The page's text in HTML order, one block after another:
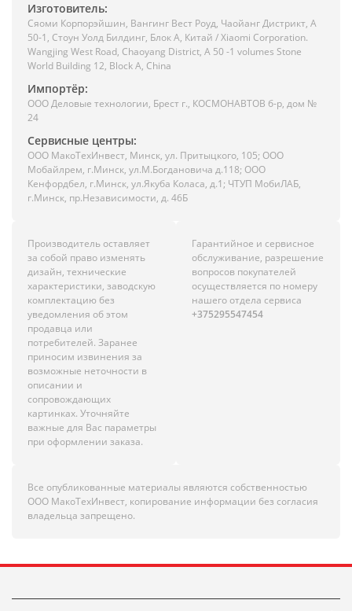
Изготовитель:
Сяоми Корпорэйшин, Вангинг Вест Роуд, Чаойанг Дистрикт, А
50-1, Стоун Уолд Билдинг, Блок А, Китай / Xiaomi Corporation.
Wangjing West Road, Chaoyang District, A 50 -1 volumes Stone
World Building 12, Block A, China
Импортёр:
ООО Деловые технологии, Брест г., КОСМОНАВТОВ б-р, дом №
24
Сервисные центры:
ООО МакоТехИнвест, Минск, ул. Притыцкого, 105; ООО
Мобайлрем, г.Минск, ул.М.Богдановича д.118; ООО
Кенфордбел, г.Минск, ул.Якуба Коласа, д.1; ЧТУП МобиЛАБ,
г.Минск, пр.Независимости, д. 46Б
Производитель оставляет
за собой право изменять
дизайн, технические
характеристики, заводскую
комплектацию без
уведомления об этом
продавца или
потребителей. Заранее
приносим извинения за
возможные неточности в
описании и
сопровождающих
картинках. Уточняйте
важные для Вас параметры
при оформлении заказа.
Гарантийное и сервисное
обслуживание, разрешение
вопросов покупателей
осуществляется по номеру
нашего отдела сервиса
+375295547454
Все опубликованные материалы являются собственностью
ООО МакоТехИнвест, копирование информации без согласия
владельца запрещено.